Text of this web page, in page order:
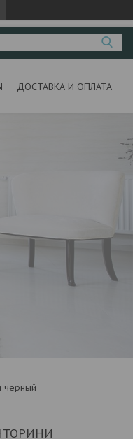
ДОСТАВКА И ОПЛАТА
черный